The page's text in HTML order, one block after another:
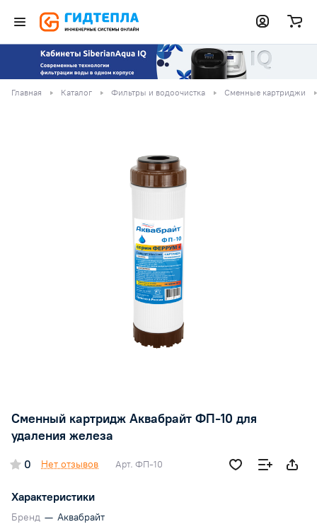
Главная Каталог Фильтры и водоочистка Сменные картриджи
Сменный картридж Аквабрайт ФП-10 для
удаления железа
0 Нет отзывов Арт. ФП-10
Характеристики
Бренд — Аквабрайт